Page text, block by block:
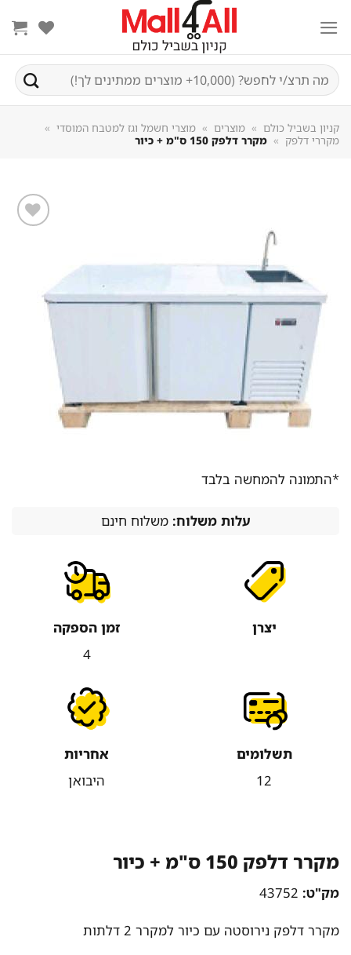
חיפוש
עבור:
קניון בשביל כולם מוצרים מוצרי חשמל וגז למטבח המוסדי
מקררי דלפק
מקרר דלפק 150 ס"מ + כיור
*התמונה להמחשה בלבד
עלות משלוח:משלוח חינם
יצרן
זמן הספקה
4
תשלומים
12
אחריות
היבואן
מקרר דלפק 150 ס"מ + כיור
מק"ט:43752
מקרר דלפק נירוסטה עם כיור למקרר 2 דלתות